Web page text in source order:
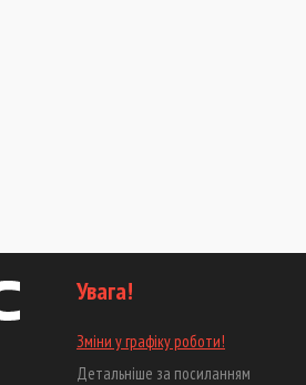
Увага!
Зміни у графіку роботи!
Детальніше за посиланням